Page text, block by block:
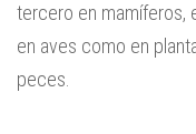
tercero en mamíferos,
en aves como en
peces.